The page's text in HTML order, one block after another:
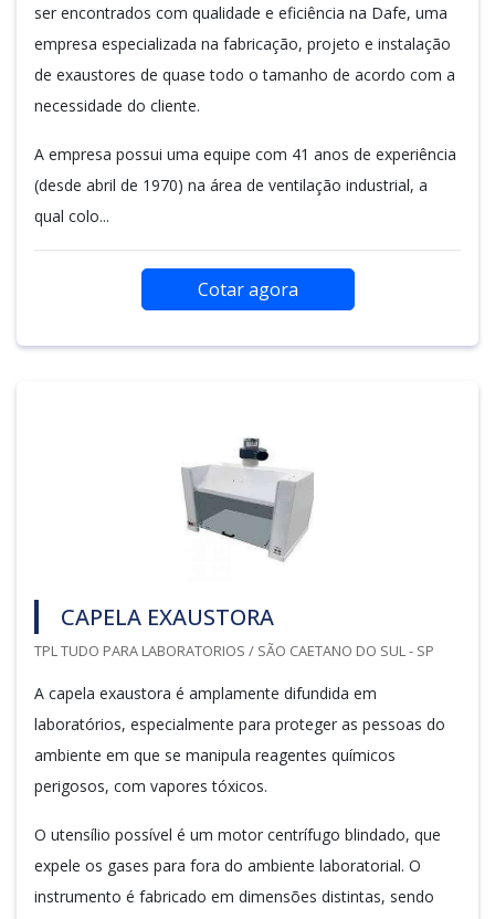
ser encontrados com qualidade e eficiência na Dafe, uma
empresa especializada na fabricação, projeto e instalação
de exaustores de quase todo o tamanho de acordo com a
necessidade do cliente.
A empresa possui uma equipe com 41 anos de experiência
(desde abril de 1970) na área de ventilação industrial, a
qual colo...
Cotar agora
CAPELA EXAUSTORA
TPL TUDO PARA LABORATORIOS / SÃO CAETANO DO SUL - SP
A capela exaustora é amplamente difundida em
laboratórios, especialmente para proteger as pessoas do
ambiente em que se manipula reagentes químicos
perigosos, com vapores tóxicos.
O utensílio possível é um motor centrífugo blindado, que
expele os gases para fora do ambiente laboratorial. O
instrumento é fabricado em dimensões distintas, sendo